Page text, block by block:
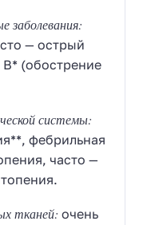
заболевания:
— острый
В* (обострение
системы:
фебрильная
часто —
тканей: очень